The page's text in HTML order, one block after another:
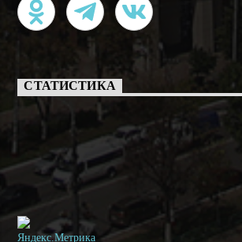
СТАТИСТИКА